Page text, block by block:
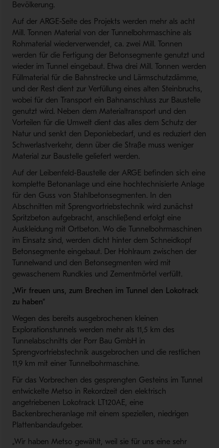
Bevölkerung.
Auf der ARGE-Seite des Projekts werden mehr als acht
Mill. Tonnen Material von der Tunnelbohrmaschine als
Rohmaterial wiederverwendet, ca. zwei Mill. Tonnen
werden für die Fertigung der Betonsegmente genutzt und
wieder im Tunnel eingebaut. Etwa drei Mill. Tonnen werden
Füllmaterial für die Bahnstrecke und Lärmschutzdämme,
und der Rest dient zur Verfüllung eines alten Steinbruchs,
wobei für den Transport ein Bahnanschluss zur Baustelle
genutzt wird. Neben dem Materialtransport und den
Vorteilen für die Umwelt dient das alles dem Schutz der
Natur und senkt den Deponiebedarf, und es reduziert den
Schwerlastverkehr, denn über die Straße muss weniger
Material zur Baustelle geliefert werden.
Auf der Leibenfeld-Baustelle der ARGE befinden sich eine
komplette Betonanlage und eine hochtechnisierte Anlage
für den Guss von Stahlbetonsegmenten. In den
Abschnitten mit Sprengvortriebstechnik wird zunächst
Spritzbeton aufgebracht, anschließend erfolgt eine
Auskleidung mit Ortbeton. Wo die Tunnelbohrmaschinen
im Einsatz sind, werden dicht hinter dem Schneidkopf
Betonsegmente eingebaut. Der Hohlraum zwischen der
Tunnelwand und den Betonsegmenten wird mit
gewaschenem Rundkies und Zementmörtel verfüllt.
„Wir freuen uns, zum Brechen im Tunnel den Lokotrack
zu haben“
Wegen des bereits ausgebrochenen kleinen
Explorationstunnels werden mehr als 11,5 km des
Tunnelabschnitts der Porr Bau GmbH in
Sprengvortriebstechnik ausgebrochen und die restlichen
11,9 km mit einer Tunnelbohrmaschine.
Für das Vorbrechen des gesprengten Gesteins im Tunnel
entwickelte Metso in Rekordzeit den elektrisch
angetriebenen Lokotrack LT120AE, eine
Backenbrecheranlage mit einem speziellen, niedrigen
Plattenbandaufgeber.
„Wir haben Metso gewählt, weil sie für uns eine sehr